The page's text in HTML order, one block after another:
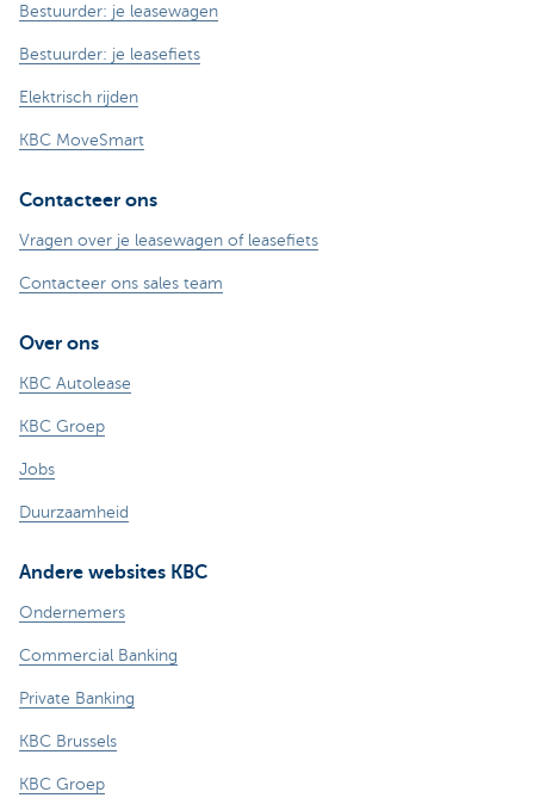
Bestuurder: je leasewagen
Bestuurder: je leasefiets
Elektrisch rijden
KBC MoveSmart
Contacteer ons
Vragen over je leasewagen of leasefiets
Contacteer ons sales team
Over ons
KBC Autolease
KBC Groep
Jobs
Duurzaamheid
Andere websites KBC
Ondernemers
Commercial Banking
Private Banking
KBC Brussels
KBC Groep